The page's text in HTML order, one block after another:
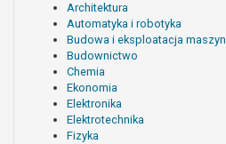
Architektura
Automatyka i robotyka
Budowa i eksploatacja maszyn
Budownictwo
Chemia
Ekonomia
Elektronika
Elektrotechnika
Fizyka